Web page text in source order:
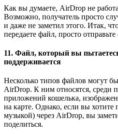
Как вы думаете, AirDrop не
Возможно, получатель просто
и даже не заметил этого. Итак,
передаете файл, просто
11. Файл, который вы
поддерживается
Несколько типов файлов могут
AirDrop. К ним относятся, среди
приложений кошелька,
на карте. Однако, если вы хотите
музыкой) через AirDrop, вы
поделиться.